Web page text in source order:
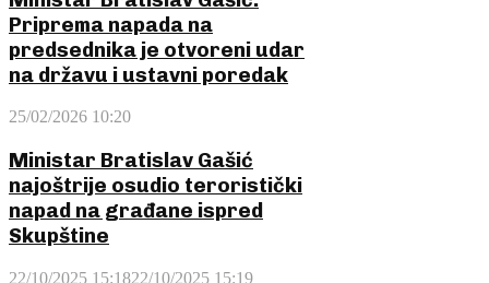
Priprema napada na
predsednika je otvoreni udar
na državu i ustavni poredak
25/02/2026 10:20
Ministar Bratislav Gašić
najoštrije osudio teroristički
napad na građane ispred
Skupštine
22/10/2025 15:1822/10/2025 15:19